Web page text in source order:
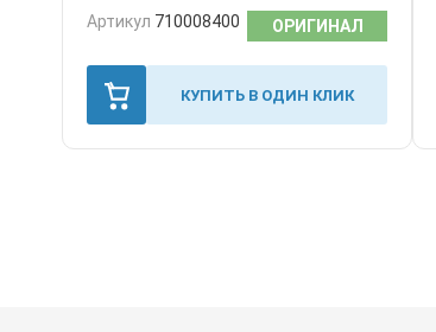
Артикул 710008400 ОРИГИНАЛ
КУПИТЬ В ОДИН КЛИК